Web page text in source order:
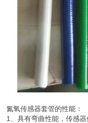
氮氧传感器套管的性能：
1、具有弯曲性能，传感